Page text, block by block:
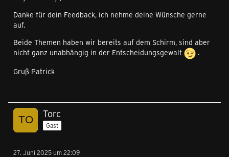
Danke für dein Feedback, ich nehme deine Wünsche gerne
auf.
Beide Themen haben wir bereits auf dem Schirm, sind aber
nicht ganz unabhängig in der Entscheidungsgewalt
.
Gruß Patrick
Torc
Gast
27. Juni 2025 um 22:09